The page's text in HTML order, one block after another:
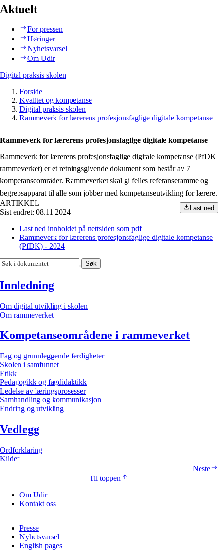
Aktuelt
For pressen
Høringer
Nyhetsvarsel
Om Udir
Digital praksis skolen
Forside
Kvalitet og kompetanse
Digital praksis skolen
Rammeverk for lærerens profesjonsfaglige digitale kompetanse
Rammeverk for lærerens profesjonsfaglige digitale kompetanse
Rammeverk for lærerens profesjonsfaglige digitale kompetanse (PfDK
rammeverket) er et retningsgivende dokument som består av 7
kompetanseområder. Rammeverket skal gi felles referanseramme og
begrepsapparat til alle som jobber med kompetanseutvikling for lærere.
ARTIKKEL
Sist endret: 08.11.2024
Last ned
Last ned innholdet på nettsiden som pdf
Rammeverk for lærerens profesjonsfaglige digitale kompetanse
(PfDK) - 2024
Søk
Innledning
Om digital utvikling i skolen
Om rammeverket
Kompetanseområdene i rammeverket
Fag og grunnleggende ferdigheter
Skolen i samfunnet
Etikk
Pedagogikk og fagdidaktikk
Ledelse av læringsprosesser
Samhandling og kommunikasjon
Endring og utvikling
Vedlegg
Ordforklaring
Kilder
Neste
Til toppen
Om Udir
Kontakt oss
Presse
Nyhetsvarsel
English pages